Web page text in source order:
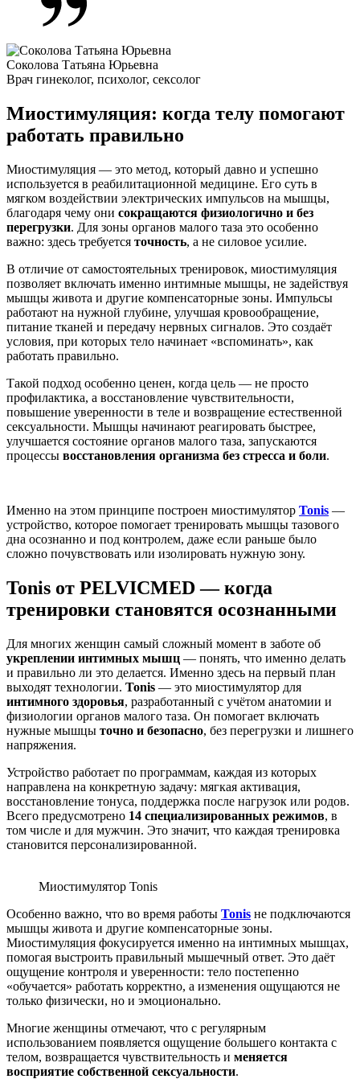
Соколова Татьяна Юрьевна
Врач гинеколог, психолог, сексолог
Миостимуляция: когда телу помогают
работать правильно
Миостимуляция — это метод, который давно и успешно
используется в реабилитационной медицине. Его суть в
мягком воздействии электрических импульсов на мышцы,
благодаря чему они сокращаются физиологично и без
перегрузки. Для зоны органов малого таза это особенно
важно: здесь требуется точность, а не силовое усилие.
В отличие от самостоятельных тренировок, миостимуляция
позволяет включать именно интимные мышцы, не задействуя
мышцы живота и другие компенсаторные зоны. Импульсы
работают на нужной глубине, улучшая кровообращение,
питание тканей и передачу нервных сигналов. Это создаёт
условия, при которых тело начинает «вспоминать», как
работать правильно.
Такой подход особенно ценен, когда цель — не просто
профилактика, а восстановление чувствительности,
повышение уверенности в теле и возвращение естественной
сексуальности. Мышцы начинают реагировать быстрее,
улучшается состояние органов малого таза, запускаются
процессы восстановления организма без стресса и боли.
Именно на этом принципе построен миостимулятор Tonis —
устройство, которое помогает тренировать мышцы тазового
дна осознанно и под контролем, даже если раньше было
сложно почувствовать или изолировать нужную зону.
Tonis от PELVICMED — когда
тренировки становятся осознанными
Для многих женщин самый сложный момент в заботе об
укреплении интимных мышц — понять, что именно делать
и правильно ли это делается. Именно здесь на первый план
выходят технологии. Tonis — это миостимулятор для
интимного здоровья, разработанный с учётом анатомии и
физиологии органов малого таза. Он помогает включать
нужные мышцы точно и безопасно, без перегрузки и лишнего
напряжения.
Устройство работает по программам, каждая из которых
направлена на конкретную задачу: мягкая активация,
восстановление тонуса, поддержка после нагрузок или родов.
Всего предусмотрено 14 специализированных режимов, в
том числе и для мужчин. Это значит, что каждая тренировка
становится персонализированной.
Миостимулятор Tonis
Особенно важно, что во время работы Tonis не подключаются
мышцы живота и другие компенсаторные зоны.
Миостимуляция фокусируется именно на интимных мышцах,
помогая выстроить правильный мышечный ответ. Это даёт
ощущение контроля и уверенности: тело постепенно
«обучается» работать корректно, а изменения ощущаются не
только физически, но и эмоционально.
Многие женщины отмечают, что с регулярным
использованием появляется ощущение большего контакта с
телом, возвращается чувствительность и меняется
восприятие собственной сексуальности.